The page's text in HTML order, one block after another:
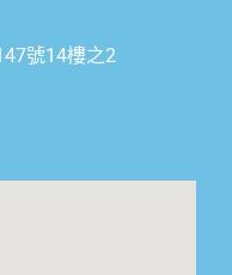
號14樓之2